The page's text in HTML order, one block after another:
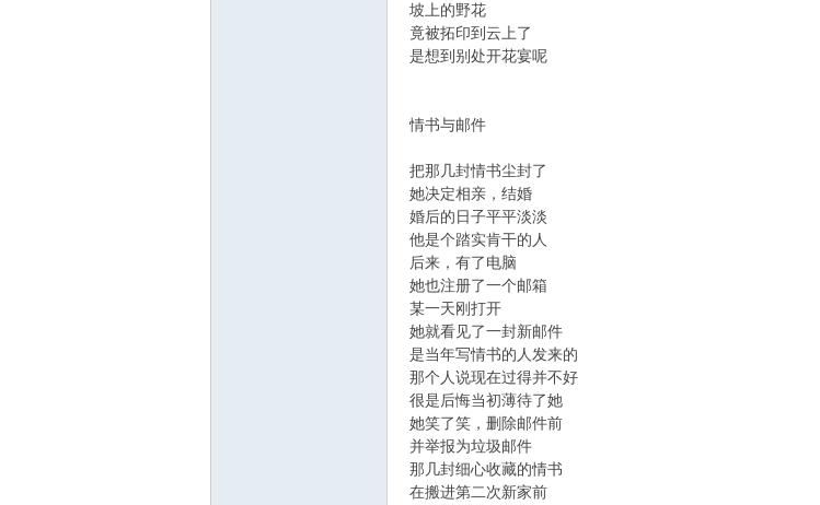
坡上的野花
竟被拓印到云上了
是想到别处开花宴呢
情书与邮件
把那几封情书尘封了
她决定相亲，结婚
婚后的日子平平淡淡
他是个踏实肯干的人
后来，有了电脑
她也注册了一个邮箱
某一天刚打开
她就看见了一封新邮件
是当年写情书的人发来的
那个人说现在过得并不好
很是后悔当初薄待了她
她笑了笑，删除邮件前
并举报为垃圾邮件
那几封细心收藏的情书
在搬进第二次新家前